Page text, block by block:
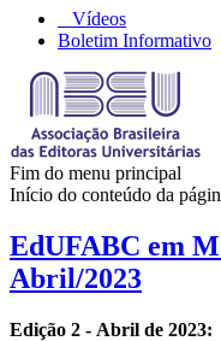
Vídeos
Boletim Informativo
Fim do menu principal
Início do conteúdo da
EdUFABC em
Abril/2023
Edição 2 - Abril de 2023: